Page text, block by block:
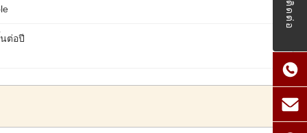
ติดต่อ
ต่อปี